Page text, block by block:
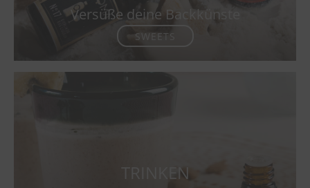
Versüße deine Backkünste
SWEETS
TRINKEN